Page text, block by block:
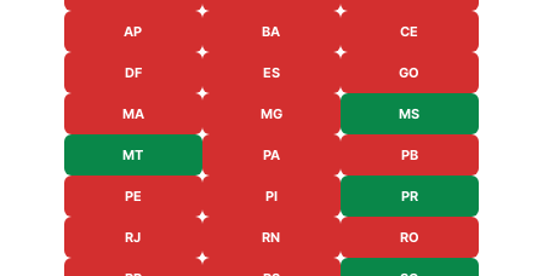
AP BA CE
DF ES GO
MA MG MS
MT PA PB
PE PI PR
RJ RN RO